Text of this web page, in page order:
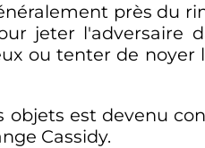
près du
jeter l'adversaire
ou tenter de
est devenu
Cassidy.